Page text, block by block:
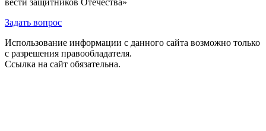
Задать вопрос
Использование информации с данного сайта возможно только
с разрешения правообладателя.
Ссылка на сайт обязательна.